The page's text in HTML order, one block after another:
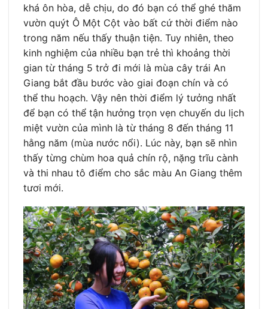
khá ôn hòa, dễ chịu, do đó bạn có thể ghé thăm
vườn quýt Ô Một Cột vào bất cứ thời điểm nào
trong năm nếu thấy thuận tiện. Tuy nhiên, theo
kinh nghiệm của nhiều bạn trẻ thì khoảng thời
gian từ tháng 5 trở đi mới là mùa cây trái An
Giang bắt đầu bước vào giai đoạn chín và có
thể thu hoạch. Vậy nên thời điểm lý tưởng nhất
để bạn có thể tận hưởng trọn vẹn chuyến du lịch
miệt vườn của mình là từ tháng 8 đến tháng 11
hằng năm (mùa nước nổi). Lúc này, bạn sẽ nhìn
thấy từng chùm hoa quả chín rộ, nặng trĩu cành
và thi nhau tô điểm cho sắc màu An Giang thêm
tươi mới.